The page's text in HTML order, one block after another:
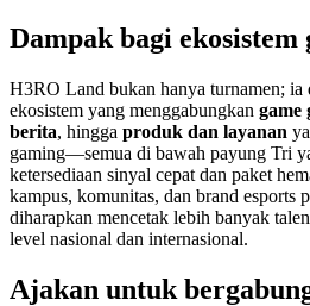
Dampak bagi ekosistem
H3RO Land bukan hanya turnamen; ia
ekosistem yang menggabungkan game
berita, hingga produk dan layanan
gaming—semua di bawah payung Tri
ketersediaan sinyal cepat dan paket
kampus, komunitas, dan brand esports
diharapkan mencetak lebih banyak
level nasional dan internasional.
Ajakan untuk